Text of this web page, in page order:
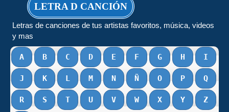
LETRA D CANCIÓN
Letras de canciones de tus artistas favoritos, música, videos
y mas
A B C D E F G H I
J K L M N Ñ O P Q
R S T U V W X Y Z